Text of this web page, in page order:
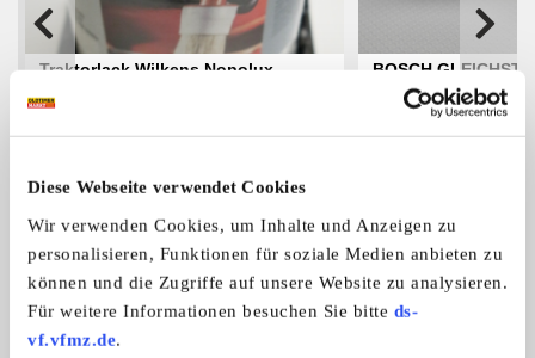
Diese Webseite verwendet Cookies
Wir verwenden Cookies, um Inhalte und Anzeigen zu
personalisieren, Funktionen für soziale Medien anbieten zu
können und die Zugriffe auf unsere Website zu analysieren.
Für weitere Informationen besuchen Sie bitte ds-
vf.vfmz.de.
Traktorlack Wilkens Nopolux
Kunstharz
Zum Verkauf stehen 5 Dosen je 1l Wil
BOSCH
LICHTMASCHINE 6
REGLER
Zum Verkauf steht
Das könnte Sie auch interessieren
ALLE ANZEIGEN